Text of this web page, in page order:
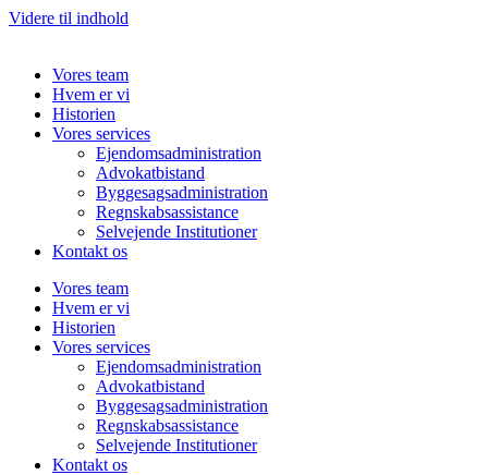
Videre til indhold
Vores team
Hvem er vi
Historien
Vores services
Ejendomsadministration
Advokatbistand
Byggesagsadministration
Regnskabsassistance
Selvejende Institutioner
Kontakt os
Vores team
Hvem er vi
Historien
Vores services
Ejendomsadministration
Advokatbistand
Byggesagsadministration
Regnskabsassistance
Selvejende Institutioner
Kontakt os